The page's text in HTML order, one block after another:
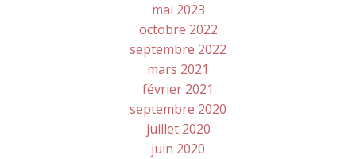
mai 2023
octobre 2022
septembre 2022
mars 2021
février 2021
septembre 2020
juillet 2020
juin 2020